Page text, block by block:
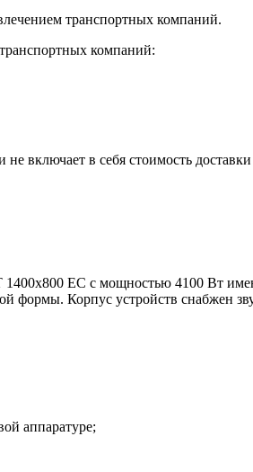
транспортных компаний.
компаний:
включает в себя стоимость
1400x800 ЕС с мощностью 4100 Вт
формы. Корпус устройств снабжен
аппаратуре;